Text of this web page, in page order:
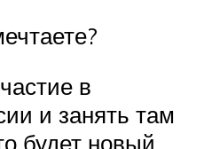
в
и занять там
будет новый